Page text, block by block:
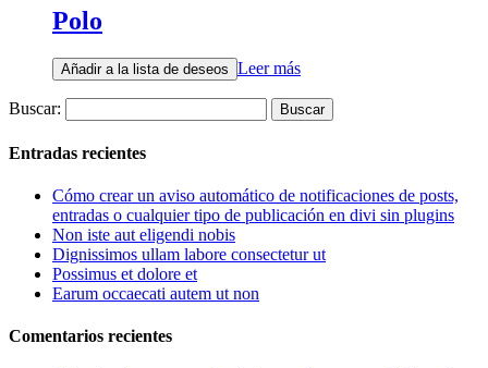
Polo
Añadir a la lista de deseos Leer más
Buscar:
Entradas recientes
Cómo crear un aviso automático de notificaciones de posts,
entradas o cualquier tipo de publicación en divi sin plugins
Non iste aut eligendi nobis
Dignissimos ullam labore consectetur ut
Possimus et dolore et
Earum occaecati autem ut non
Comentarios recientes